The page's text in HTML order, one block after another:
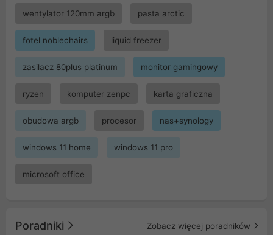
wentylator 120mm argb pasta arctic
fotel noblechairs liquid freezer
zasilacz 80plus platinum monitor gamingowy
ryzen komputer zenpc karta graficzna
obudowa argb procesor nas+synology
windows 11 home windows 11 pro
microsoft office
Poradniki Zobacz więcej poradników